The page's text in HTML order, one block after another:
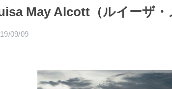
May Alcott（ルイーザ
09/09